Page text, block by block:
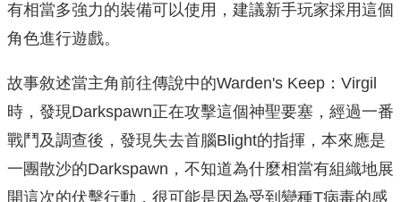
有相當多強力的裝備可以使用，建議新手玩家採用這個
角色進行遊戲。
故事敘述當主角前往傳說中的Warden's Keep：Virgil
時，發現Darkspawn正在攻擊這個神聖要塞，經過一番
戰鬥及調查後，發現失去首腦Blight的指揮，本來應是
一團散沙的Darkspawn，不知道為什麼相當有組織地展
開這次的伏擊行動，很可能是因為受到變種T病毒的感